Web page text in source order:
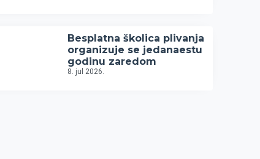
Besplatna školica plivanja
organizuje se jedanaestu
godinu zaredom
8. jul 2026.